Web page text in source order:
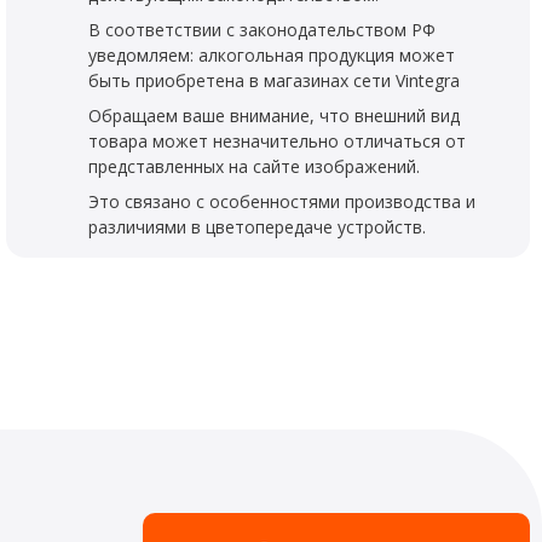
В соответствии с законодательством РФ
уведомляем: алкогольная продукция может
быть приобретена в магазинах сети Vintegra
Обращаем ваше внимание, что внешний вид
товара может незначительно отличаться от
представленных на сайте изображений.
Это связано с особенностями производства и
различиями в цветопередаче устройств.